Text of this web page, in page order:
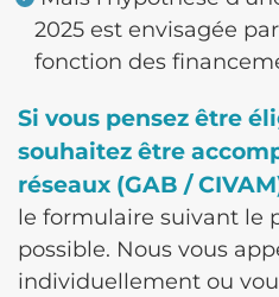
2025 est envisagée
fonction des
Si vous pensez être
souhaitez être
réseaux (GAB /
le formulaire suivant le
possible. Nous vous
individuellement ou